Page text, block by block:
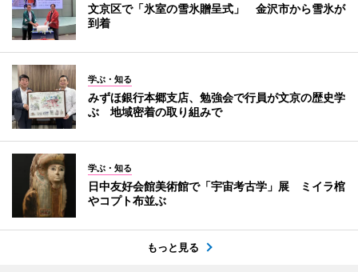
文京区で「氷室の雪氷贈呈式」 金沢市から雪氷が
到着
学ぶ・知る
みずほ銀行本郷支店、勉強会で行員が文京の歴史学
ぶ 地域密着の取り組みで
学ぶ・知る
日中友好会館美術館で「宇宙考古学」展 ミイラ棺
やコプト布並ぶ
もっと見る